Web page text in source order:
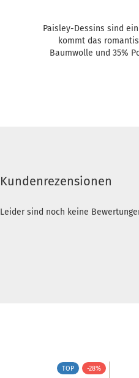
Paisley-Dessins sind
kommt das
Baumwolle und 35%
Kundenrezensionen
Leider sind noch keine
TOP -28%